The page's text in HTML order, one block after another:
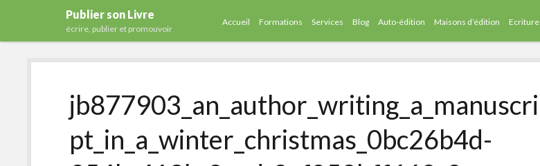
Publier son Livre
écrire, publier et promouvoir
Accueil Formations Services Blog Auto-édition Maisons d’édition Ecriture
jb877903_an_author_writing_a_manuscri
pt_in_a_winter_christmas_0bc26b4d-